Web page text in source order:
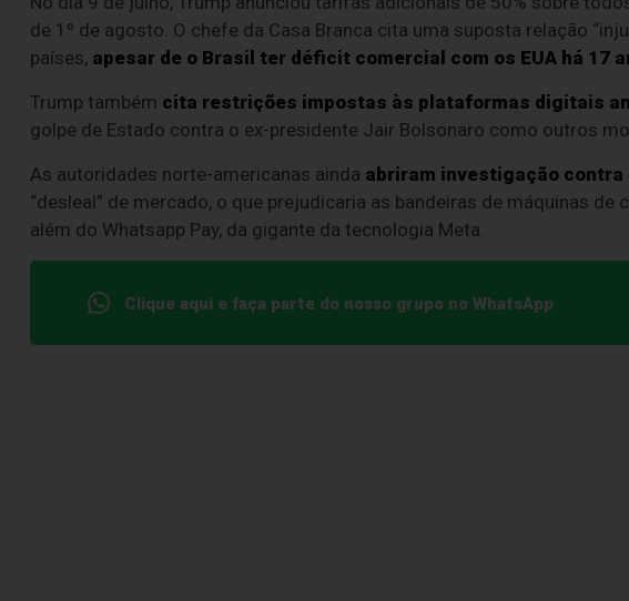
de 1º de agosto. O chefe da Casa Branca cita uma suposta relação
países, apesar de o Brasil ter déficit comercial com os EUA há 17
Trump também cita restrições impostas às plataformas digitais
golpe de Estado contra o ex-presidente Jair Bolsonaro como outros
As autoridades norte-americanas ainda abriram investigação contra
“desleal” de mercado, o que prejudicaria as bandeiras de máquinas
além do Whatsapp Pay, da gigante da tecnologia Meta.
Clique aqui e faça parte do nosso grupo no WhatsApp